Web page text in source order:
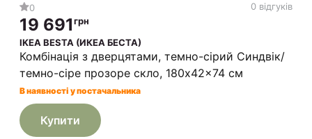
0 0 відгуків
19 691грн
IKEA BESTA (ИКЕА БЕСТА)
Комбінація з дверцятами, темно-сірий Синдвік/
темно-сіре прозоре скло, 180x42x74 см
В наявності у постачальника
Купити